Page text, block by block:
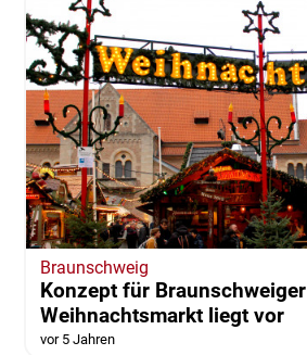
Braunschweig
Konzept für Braunschweiger
Weihnachtsmarkt liegt vor
vor 5 Jahren